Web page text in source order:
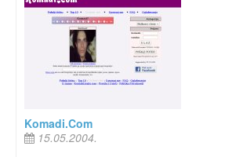
Komadi.Com
15.05.2004.